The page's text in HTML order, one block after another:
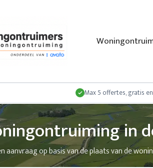
Max 5 offertes, gratis
in
aanvraag op basis van de plaats van de